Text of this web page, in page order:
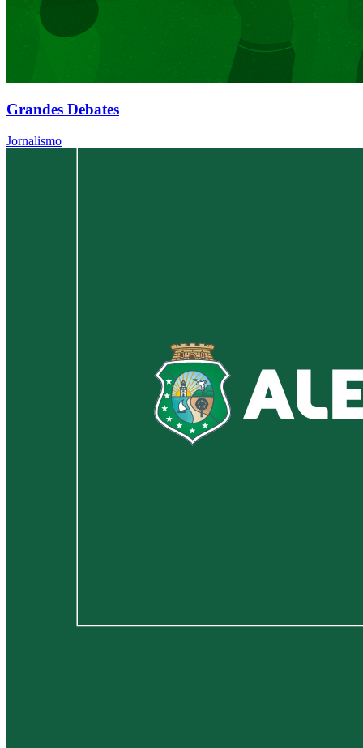
Grandes Debates
Jornalismo